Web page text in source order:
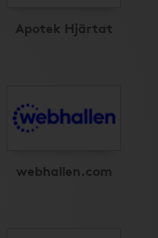
Apotek Hjärtat
webhallen.com